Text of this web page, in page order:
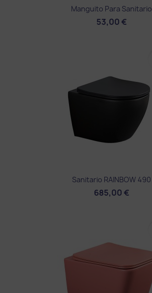
Manguito Para Sanitario
53,00 €
Sanitario RAINBOW 490
685,00 €